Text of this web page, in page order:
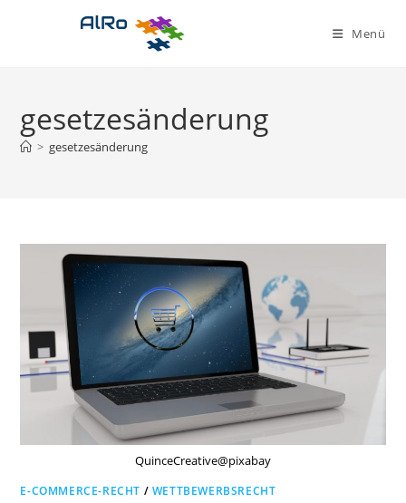
Menü
gesetzesänderung
> gesetzesänderung
QuinceCreative@pixabay
E-COMMERCE-RECHT / WETTBEWERBSRECHT